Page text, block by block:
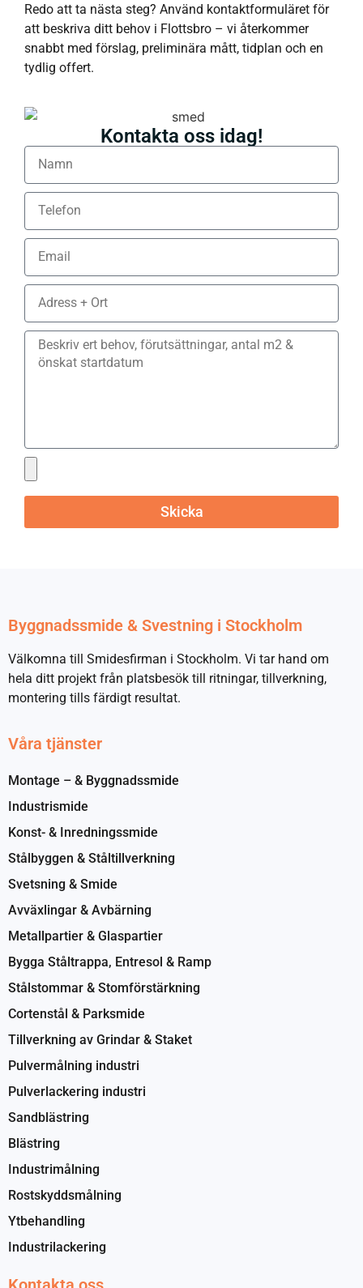
Redo att ta nästa steg? Använd kontaktformuläret för
att beskriva ditt behov i Flottsbro – vi återkommer
snabbt med förslag, preliminära mått, tidplan och en
tydlig offert.
Kontakta oss idag!
Skicka
Byggnadssmide & Svestning i Stockholm
Välkomna till Smidesfirman i Stockholm. Vi tar hand om
hela ditt projekt från platsbesök till ritningar, tillverkning,
montering tills färdigt resultat.
Våra tjänster
Montage – & Byggnadssmide
Industrismide
Konst- & Inredningssmide
Stålbyggen & Ståltillverkning
Svetsning & Smide
Avväxlingar & Avbärning
Metallpartier & Glaspartier
Bygga Ståltrappa, Entresol & Ramp
Stålstommar & Stomförstärkning
Cortenstål & Parksmide
Tillverkning av Grindar & Staket
Pulvermålning industri
Pulverlackering industri
Sandblästring
Blästring
Industrimålning
Rostskyddsmålning
Ytbehandling
Industrilackering